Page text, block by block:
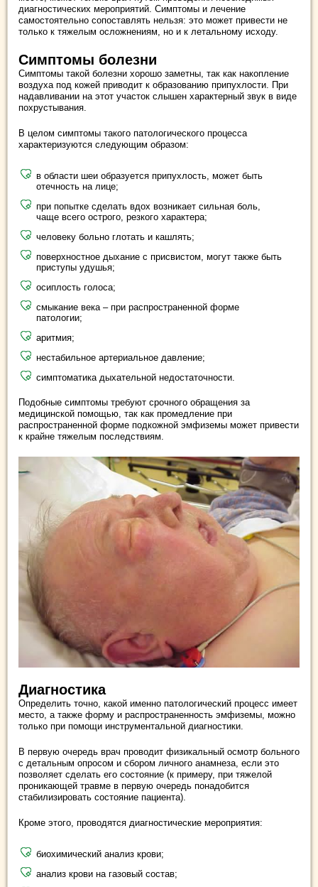
диагностических мероприятий. Симптомы и лечение
самостоятельно сопоставлять нельзя: это может привести не
только к тяжелым осложнениям, но и к летальному исходу.
Симптомы болезни
Симптомы такой болезни хорошо заметны, так как накопление
воздуха под кожей приводит к образованию припухлости. При
надавливании на этот участок слышен характерный звук в виде
похрустывания.
В целом симптомы такого патологического процесса
характеризуются следующим образом:
в области шеи образуется припухлость, может быть
отечность на лице;
при попытке сделать вдох возникает сильная боль,
чаще всего острого, резкого характера;
человеку больно глотать и кашлять;
поверхностное дыхание с присвистом, могут также быть
приступы удушья;
осиплость голоса;
смыкание века – при распространенной форме
патологии;
аритмия;
нестабильное артериальное давление;
симптоматика дыхательной недостаточности.
Подобные симптомы требуют срочного обращения за
медицинской помощью, так как промедление при
распространенной форме подкожной эмфиземы может привести
к крайне тяжелым последствиям.
Диагностика
Определить точно, какой именно патологический процесс имеет
место, а также форму и распространенность эмфиземы, можно
только при помощи инструментальной диагностики.
В первую очередь врач проводит физикальный осмотр больного
с детальным опросом и сбором личного анамнеза, если это
позволяет сделать его состояние (к примеру, при тяжелой
проникающей травме в первую очередь понадобится
стабилизировать состояние пациента).
Кроме этого, проводятся диагностические мероприятия:
биохимический анализ крови;
анализ крови на газовый состав;